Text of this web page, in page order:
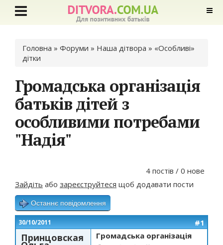
Ви є тут
Головна » Форуми » Наша дітвора » «Особливі»
дітки
Громадська організація
батьків дітей з
особливими потребами
"Надія"
4 постів / 0 нове
Зайдіть або зареєструйтеся щоб додавати пости
Останнє повідомлення
30/10/2011 #1
Принцовская
Громадська організація